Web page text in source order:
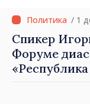
/ 1
Спикер
Форуме